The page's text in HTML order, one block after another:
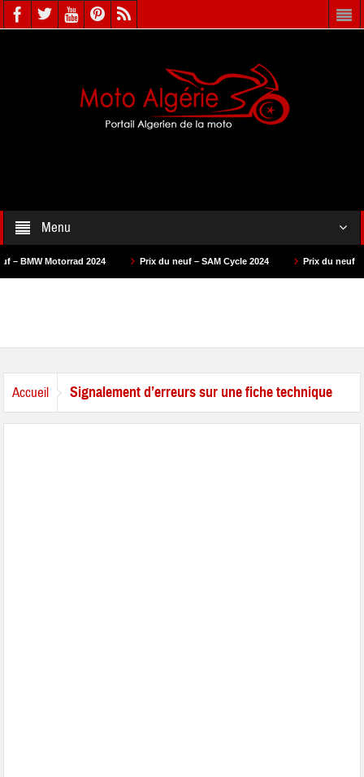
Menu
Motorrad 2024 Prix du neuf – SAM Cycle 2024 Prix du neuf – AS
Accueil Signalement d’erreurs sur une fiche technique